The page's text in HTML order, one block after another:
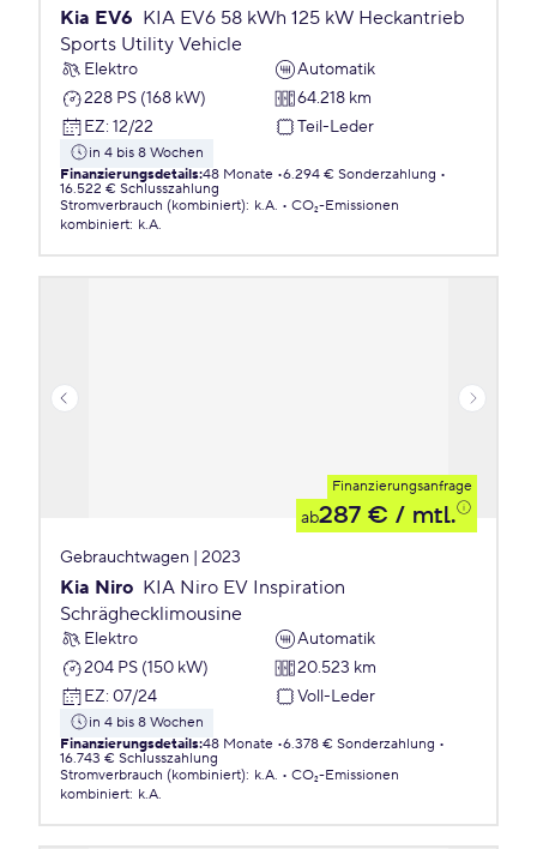
Kia EV6 KIA EV6 58 kWh 125 kW Heckantrieb
Sports Utility Vehicle
Elektro
Automatik
228 PS (168 kW)
64.218 km
EZ: 12/22 Teil-Leder
in 4 bis 8 Wochen
Finanzierungsdetails:48 Monate 6.294 € Sonderzahlung
16.522 € Schlusszahlung
Stromverbrauch (kombiniert): k.A.
CO₂-Emissionen
kombiniert: k.A.
Finanzierungsanfrage
ab287 € / mtl.
Gebrauchtwagen | 2023
Kia Niro KIA Niro EV Inspiration
Schräghecklimousine
Elektro
Automatik
204 PS (150 kW)
20.523 km
EZ: 07/24 Voll-Leder
in 4 bis 8 Wochen
Finanzierungsdetails:48 Monate 6.378 € Sonderzahlung
16.743 € Schlusszahlung
Stromverbrauch (kombiniert): k.A.
CO₂-Emissionen
kombiniert: k.A.